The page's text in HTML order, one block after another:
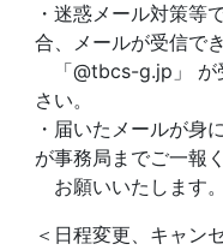
・迷惑メール対策等
合、メールが受信で
「@tbcs-g.jp」 が
さい。
・届いたメールが身
が事務局までご一報
お願いいたします。
＜日程変更、キャン